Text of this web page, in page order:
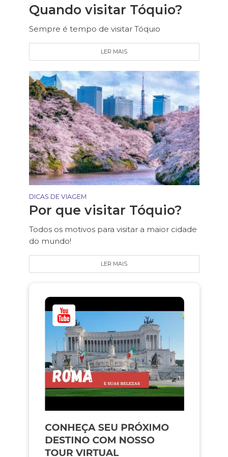
Quando visitar Tóquio?
Sempre é tempo de visitar Tóquio
LER MAIS
DICAS DE VIAGEM
Por que visitar Tóquio?
Todos os motivos para visitar a maior cidade
do mundo!
LER MAIS